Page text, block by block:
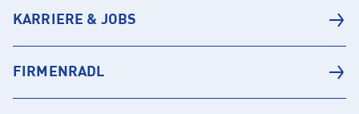
KARRIERE & JOBS
FIRMENRADL